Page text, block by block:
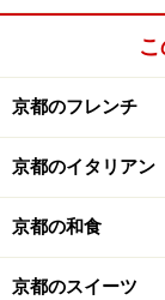
たちは、皆礼
「しつけ」が
理は、繊細な
すが、今回オス
２段になってい
京都のフレンチ
京都のイタリアン
京都の和食
京都のスイーツ